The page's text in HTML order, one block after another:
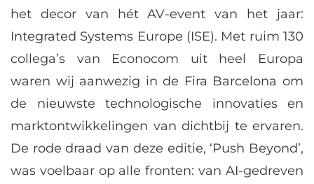
het decor van hét AV-event van het jaar:
Integrated Systems Europe (ISE). Met ruim 130
collega’s van Econocom uit heel Europa
waren wij aanwezig in de Fira Barcelona om
de nieuwste technologische innovaties en
marktontwikkelingen van dichtbij te ervaren.
De rode draad van deze editie, ‘Push Beyond’,
was voelbaar op alle fronten: van AI-gedreven